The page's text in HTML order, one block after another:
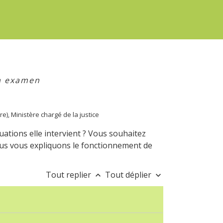
examen
Ministère chargé de la justice
elle intervient ? Vous souhaitez
vous expliquons le fonctionnement de
Tout replier keyboard_arrow_up Tout déplier keyboard_arrow_down